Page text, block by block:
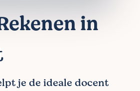
in
je de ideale docent